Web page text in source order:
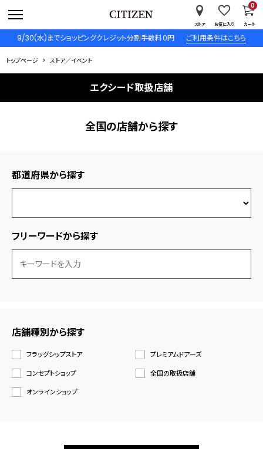
9/30(水)までショッピングクレジット分割手数料０円 ご利用条件はこちら
ストア お気に入り カート
0
トップページ ストア／イベント
エクシード取扱店舗
全国の店舗から探す
都道府県から探す
フリーワードから探す
店舗種別から探す
フラッグシップストア
プレミアムドアーズ
コンセプトショップ
全国の取扱店舗
オンラインショップ